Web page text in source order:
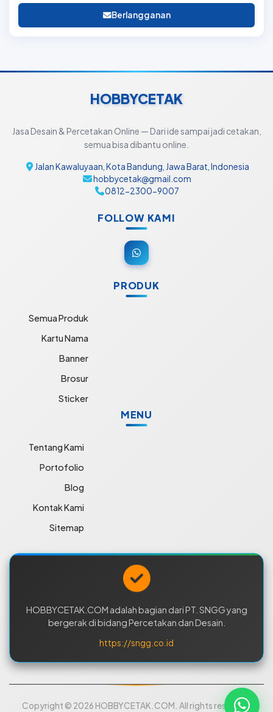
Berlangganan
HOBBYCETAK
Jasa Desain & Percetakan Online — Dari ide sampai jadi cetakan,
semua bisa dibantu online.
Jalan Kawaluyaan, Kota Bandung, Jawa Barat, Indonesia
hobbycetak@gmail.com
0812-2300-9007
FOLLOW KAMI
PRODUK
Semua Produk
Kartu Nama
Banner
Brosur
Sticker
MENU
Tentang Kami
Portofolio
Blog
Kontak Kami
Sitemap
HOBBYCETAK.COM adalah bagian dari PT. SNGG yang
bergerak di bidang Percetakan dan Desain.
https://sngg.co.id
Copyright © 2026 HOBBYCETAK.COM. All rights reserved.